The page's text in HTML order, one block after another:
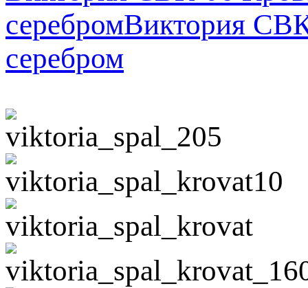
серебромВиктория
серебром